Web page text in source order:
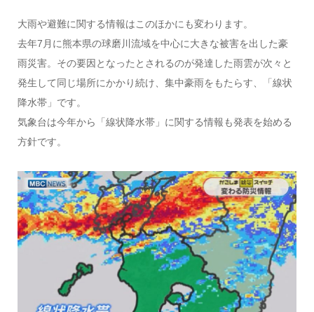
大雨や避難に関する情報はこのほかにも変わります。
去年7月に熊本県の球磨川流域を中心に大きな被害を出した豪
雨災害。その要因となったとされるのが発達した雨雲が次々と
発生して同じ場所にかかり続け、集中豪雨をもたらす、「線状
降水帯」です。
気象台は今年から「線状降水帯」に関する情報も発表を始める
方針です。